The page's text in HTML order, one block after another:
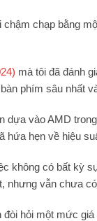
chậm chạp bằng
mà tôi đã đánh
phím sâu nhất
dựa vào AMD
hẹn về hiệu
không có bất kỳ
nhưng vẫn chưa
hỏi một mức